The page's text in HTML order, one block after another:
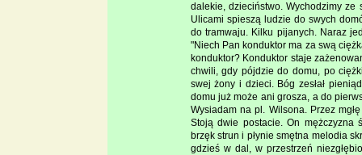
dalekie, dzieciństwo. Wychodzimy ze
Ulicami spieszą ludzie do swych
do tramwaju. Kilku pijanych. Naraz
"Niech Pan konduktor ma za swą
konduktor? Konduktor staje
chwili, gdy pójdzie do domu, po
swej żony i dzieci. Bóg zesłał
domu już może ani grosza, a do
Wysiadam na pl. Wilsona. Przez
Stoją dwie postacie. On mężczyzna
brzęk strun i płynie smętna melodia
gdzieś w dal, w przestrzeń